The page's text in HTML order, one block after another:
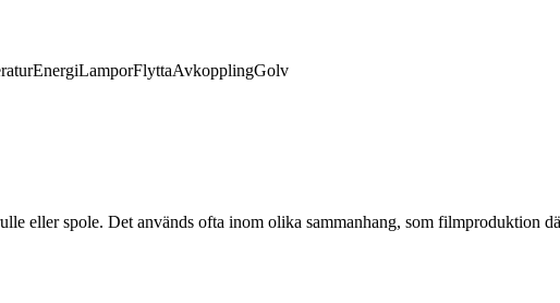
EnergiLamporFlyttaAvkopplingGolv
eller spole. Det används ofta inom olika sammanhang, som filmproduktion